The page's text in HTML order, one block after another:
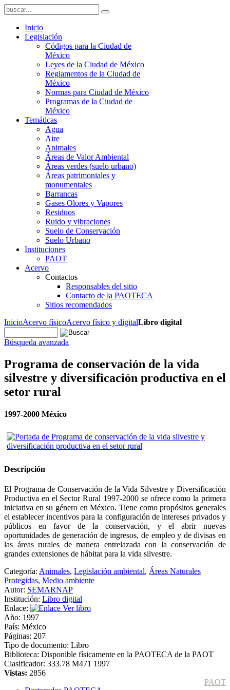
Inicio
Legislación
Códigos para la Ciudad de
México
Leyes de la Ciudad de México
Reglamentos de la Ciudad de
México
Normas para Ciudad de México
Programas de la Ciudad de
México
Temáticas
Agua
Aire
Animales
Áreas de Valor Ambiental
Áreas verdes (suelo urbano)
Áreas patrimoniales y
monumentales
Barrancas
Gases Olores y Vapores
Residuos
Ruido y vibraciones
Suelo de Conservación
Suelo Urbano
Instituciones
PAOT
Acervo
Contactos
Responsables del sitio
Contacto de la PAOTECA
Sitios recomendados
InicioAcervo físicoAcervo físico y digitalLibro digital
Búsqueda avanzada
Programa de conservación de la vida
silvestre y diversificación productiva en el
setor rural
1997-2000 México
Descripción
El Programa de Conservación de la Vida Silvestre y Diversificación
Productiva en el Sector Rural 1997-2000 se ofrece como la primera
iniciativa en su género en México. Tiene como propósitos generales
el establecer incentivos para la configuración de intereses privados y
públicos en favor de la conservación, y el abrir nuevas
oportunidades de generación de ingresos, de empleo y de divisas en
las áreas rurales de manera entrelazada con la conservación de
grandes extensiones de hábitat para la vida silvestre.
Categoría: Animales, Legislación ambiental, Áreas Naturales
Protegidas, Medio ambiente
Autor: SEMARNAP
Institución: Libro digital
Enlace:
Ver libro
Año: 1997
País: México
Páginas: 207
Tipo de documento: Libro
Biblioteca: Disponible físicamente en la PAOTECA de la PAOT
Clasificador: 333.78 M471 1997
Vistas: 2856
PAOT